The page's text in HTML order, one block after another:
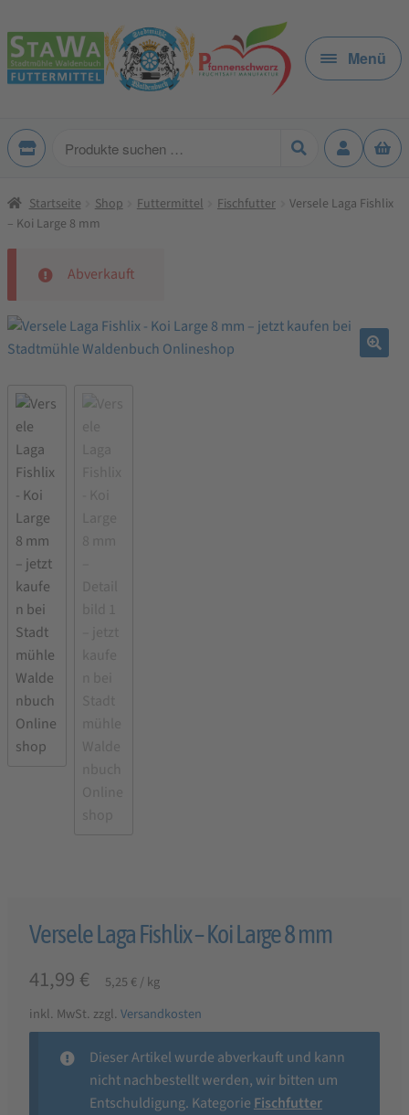
Zur
Navigation
springen
Zum
Inhalt
springen
Menü
Produkte
Startseite Shop Futtermittel Fischfutter
Versele Laga Fishlix
– Koi Large 8 mm
Abverkauft
Versele Laga Fishlix – Koi Large 8 mm
41,99 € 5,25 €/kg
inkl. MwSt. zzgl. Versandkosten
Dieser Artikel wurde abverkauft und kann
nicht nachbestellt werden, wir bitten um
Entschuldigung. Kategorie Fischfutter